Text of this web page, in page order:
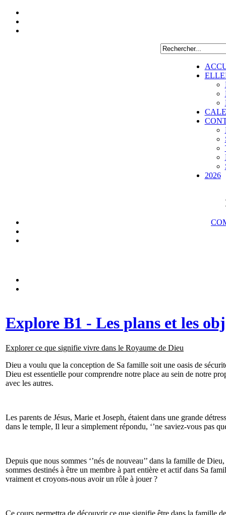
2026
Explore B1 - Les plans et les
Explorer ce que signifie vivre dans le Royaume de Dieu
Dieu a voulu que la conception de Sa famille soit une oasis de
Dieu est essentielle pour comprendre notre place au sein de notre
avec les autres.
Les parents de Jésus, Marie et Joseph, étaient dans une grande
dans le temple, Il leur a simplement répondu, ‘’ne saviez-vous pas
Depuis que nous sommes ‘’nés de nouveau’’ dans la famille de
sommes destinés à être un membre à part entière et actif dans Sa
vraiment et croyons-nous avoir un rôle à jouer ?
Ce cours permettra de découvrir ce que signifie être dans la famille